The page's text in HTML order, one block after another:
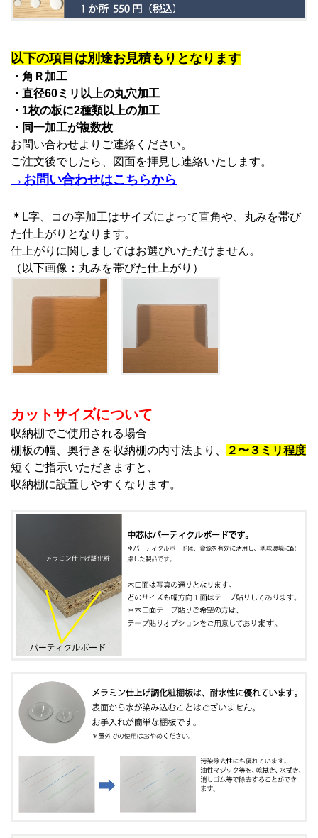
以下の項目は別途お見積もりとなります
・角Ｒ加工
・直径60ミリ以上の丸穴加工
・1枚の板に2種類以上の加工
・同一加工が複数枚
お問い合わせよりご連絡ください。
ご注文後でしたら、図面を拝見し連絡いたします。
→お問い合わせはこちらから
＊ L字、コの字加工はサイズによって直角や、丸みを帯び
た仕上がりとなります。
仕上がりに関しましてはお選びいただけません。
（以下画像：丸みを帯びた仕上がり）
カットサイズについて
収納棚でご使用される場合
棚板の幅、奥行きを収納棚の内寸法より、
２〜３ミリ程度
短くご指示いただきますと、
収納棚に設置しやすくなります。